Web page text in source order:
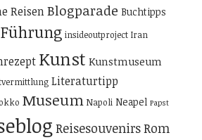
ReisenBlogparade Buchtipps
Führung insideoutproject Iran
Kunst Kunstmuseum
Literaturtipp
Museum Napoli Neapel Papst
ReisesouvenirsRom